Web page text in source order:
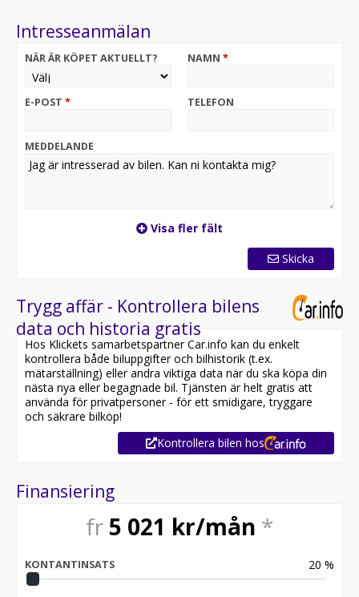
Intresseanmälan
NÄR ÄR KÖPET AKTUELLT? NAMN *
E-POST * TELEFON
MEDDELANDE
Visa fler fält
Skicka
Trygg affär - Kontrollera bilens
data och historia gratis
Hos Klickets samarbetspartner Car.info kan du enkelt
kontrollera både biluppgifter och bilhistorik (t.ex.
mätarställning) eller andra viktiga data när du ska köpa din
nästa nya eller begagnade bil. Tjänsten är helt gratis att
använda för privatpersoner - för ett smidigare, tryggare
och säkrare bilköp!
Kontrollera bilen hos
Finansiering
fr 5 021 kr/mån *
KONTANTINSATS 20 %